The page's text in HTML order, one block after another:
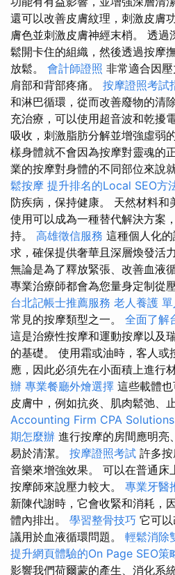
還可以改善皮膚紋理，刺激皮膚
膚色並刺激皮膚神經末梢。 透過
鬆開卡住的組織，然後透過按摩
放鬆。 會計師證照 非常適合因壓
肩部和背部疼痛。 按摩證照考試
和淋巴循環，從而改善廢物的清
充治療，可以使用超音波和乾擾
吸收，刺激脂肪分解並增強虛弱
樣身體就不會因為按摩對靈魂的
業的按摩對身體的不同部位來說
鬆按摩 提升排名的Local SEO方
防疾病，保持健康。 天然材料和
使用可以成為一種替代解決方案
持。 高雄徵信服務 這種個人化
求，確保提供奢華且深層煥發活
無論是為了釋放緊張、改善血液
專業治療師都會為您量身定制從
台北記帳士推薦服務 老人養護
常見的按摩類型之一。 全面了解
這是治療性按摩和運動按摩以及
的基礎。 使用霜或油時，客人或
應，因此必須先在小面積上進行
辦 專業餐廳外燴選擇 這些載體
皮膚中，例如抗炎、肌肉鬆弛、
Accounting Firm CPA Solutions
期怎麼辦 進行按摩的房間應明亮
易於清潔。 按摩證照考試 許多
音樂來增強效果。 可以在普通床
按摩師來說壓力較大。 專業牙醫
新陳代謝時，它會收緊和消耗，
體內排出。 學習整骨技巧 它可
議用於血液循環問題。 輕鬆消除
提升網頁體驗的On Page SEO策
影響我們荷爾蒙的產生、消化系